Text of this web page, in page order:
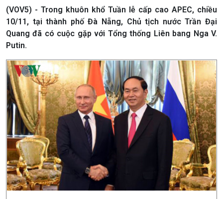
(VOV5) - Trong khuôn khổ Tuần lễ cấp cao APEC, chiều
10/11, tại thành phố Đà Nẵng, Chủ tịch nước Trần Đại
Quang đã có cuộc gặp với Tổng thống Liên bang Nga V.
Putin.